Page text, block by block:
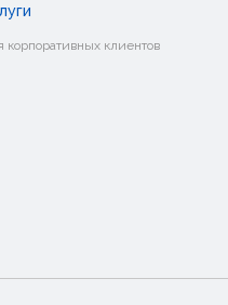
корпоративных клиентов